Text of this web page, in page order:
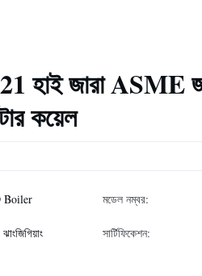
321 হাই জারা ASME
কয়েল
Boiler মডেল নম্বর:
সার্টিফিকেশন: